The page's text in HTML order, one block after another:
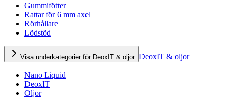
Gummifötter
Rattar för 6 mm axel
Rörhållare
Lödstöd
Visa underkategorier för DeoxIT & oljor DeoxIT & oljor
Nano Liquid
DeoxIT
Oljor